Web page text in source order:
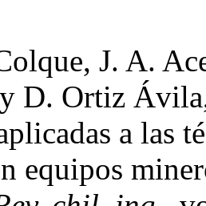
J. A.
D. Ortiz
a las
equipos